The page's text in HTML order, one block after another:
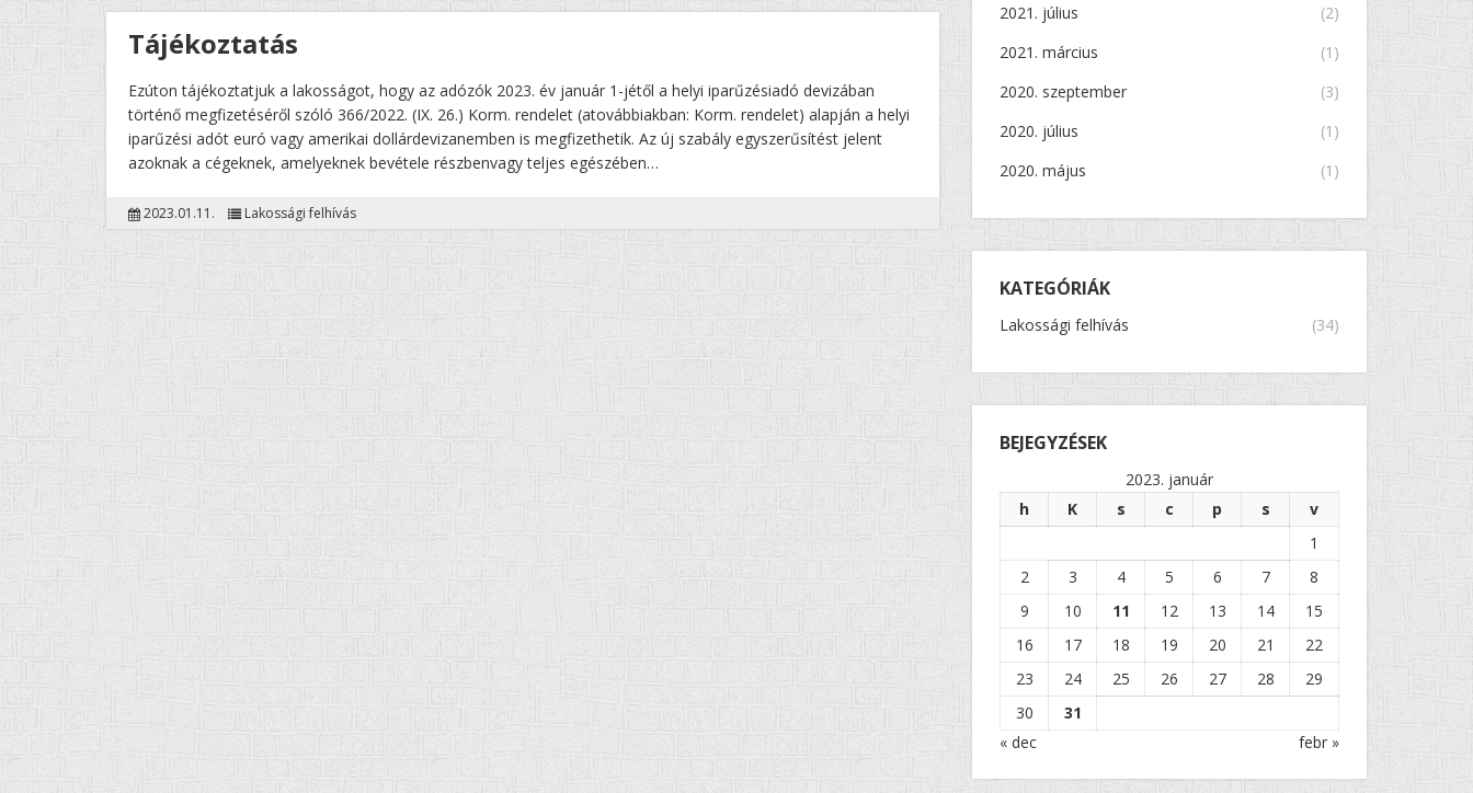
Tájékoztatás
Ezúton tájékoztatjuk a lakosságot, hogy az adózók 2023. év január 1-jétől a helyi iparűzésiadó devizában
történő megfizetéséről szóló 366/2022. (IX. 26.) Korm. rendelet (atovábbiakban: Korm. rendelet) alapján a helyi
iparűzési adót euró vagy amerikai dollárdevizanemben is megfizethetik. Az új szabály egyszerűsítést jelent
azoknak a cégeknek, amelyeknek bevétele részbenvagy teljes egészében…
2023.01.11. Lakossági felhívás
2021. július
(2)
2021. március
(1)
2020. szeptember
(3)
2020. július
(1)
2020. május
(1)
KATEGÓRIÁK
Lakossági felhívás (34)
BEJEGYZÉSEK
2023. január
h
K s c p s
v
1
2
3 4 5 6 7
8
9
10 11 12 13 14
15
16
17 18 19 20 21
22
23
24 25 26 27 28
29
30
31
« dec
febr »